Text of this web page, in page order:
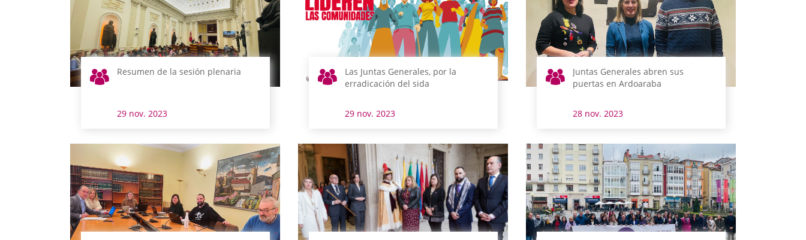
Resumen de la sesión plenaria
29 nov. 2023
Las Juntas Generales, por la
erradicación del sida
29 nov. 2023
Juntas Generales abren sus
puertas en Ardoaraba
28 nov. 2023